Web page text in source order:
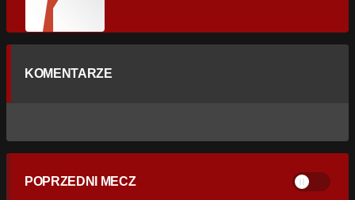
KOMENTARZE
POPRZEDNI MECZ